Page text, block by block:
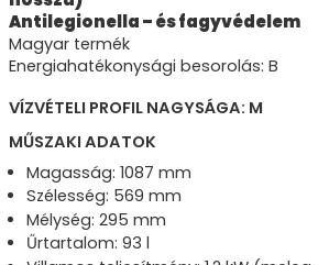
Antilegionella – és fagyvédelem
Magyar termék
Energiahatékonysági besorolás: B
VÍZVÉTELI PROFIL NAGYSÁGA: M
MŰSZAKI ADATOK
Magasság: 1087 mm
Szélesség: 569 mm
Mélység: 295 mm
Űrtartalom: 93 l